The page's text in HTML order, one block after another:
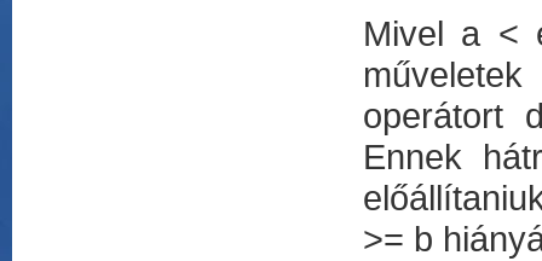
Mivel a <
operátort
Ennek
>= b